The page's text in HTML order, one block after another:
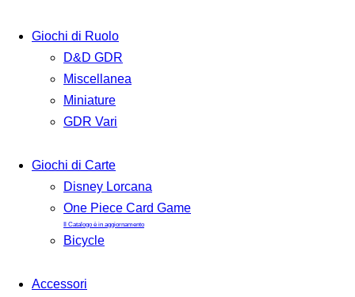
Giochi di Ruolo
D&D GDR
Miscellanea
Miniature
GDR Vari
Giochi di Carte
Disney Lorcana
One Piece Card Game
Il Catalogo è in aggiornamento
Bicycle
Accessori